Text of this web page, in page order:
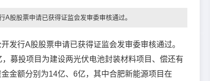
股股票申请已获得证监会发审委审核通过。
发行A股股票申请已获得证监会发审委审核通过。
募投项目为建设两光伏电池封装材料项目、偿还有
金额分别为14亿、6亿，其中合肥新能源项目在